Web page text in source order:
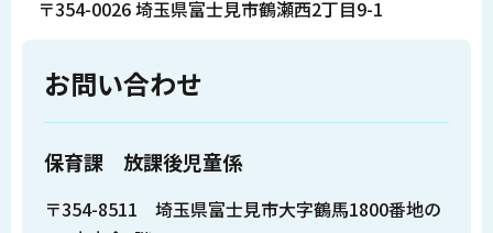
〒354-0026 埼玉県富士見市鶴瀬西2丁目9-1
お問い合わせ
保育課 放課後児童係
〒354-8511 埼玉県富士見市大字鶴馬1800番地の